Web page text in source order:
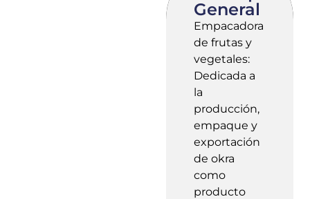
General
Empacadora
de frutas y
vegetales:
Dedicada a
la
producción,
empaque y
exportación
de okra
como
producto